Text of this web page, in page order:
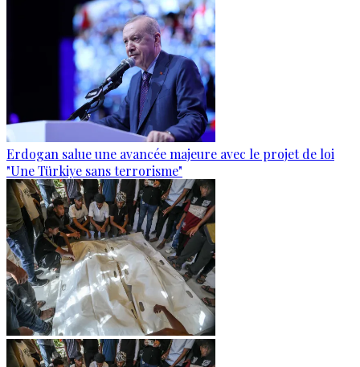
Erdogan salue une avancée majeure avec le projet de loi
"Une Türkiye sans terrorisme"